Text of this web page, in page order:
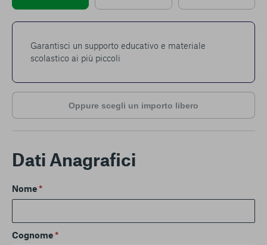
Garantisci un supporto educativo e materiale
scolastico ai più piccoli
Oppure scegli un importo libero
Dati Anagrafici
Nome*
Cognome*